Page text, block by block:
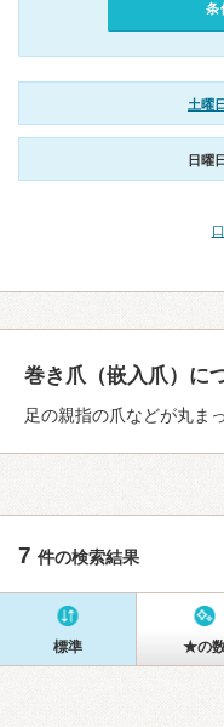
条
土曜
日曜
巻き爪（嵌入爪）に
足の親指の爪などが丸ま
7 件の検索結果
標準 ★の